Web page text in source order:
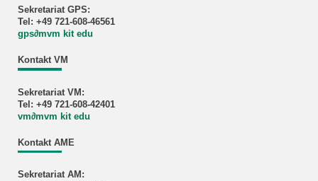
Sekretariat GPS:
Tel: +49 721-608-46561
gps∂mvm kit edu
Kontakt VM
Sekretariat VM:
Tel: +49 721-608-42401
vm∂mvm kit edu
Kontakt AME
Sekretariat AM: